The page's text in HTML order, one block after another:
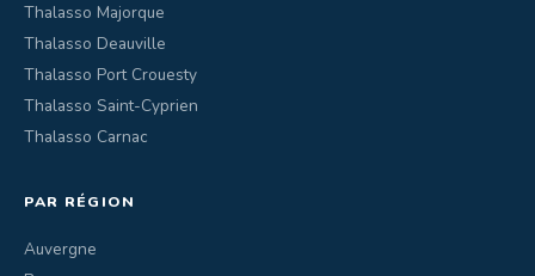
Thalasso Majorque
Thalasso Deauville
Thalasso Port Crouesty
Thalasso Saint-Cyprien
Thalasso Carnac
PAR RÉGION
Auvergne